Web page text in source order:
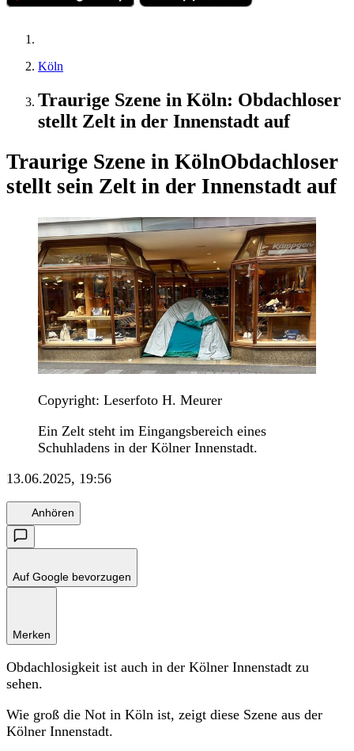
Köln
Traurige Szene in Köln: Obdachloser
stellt Zelt in der Innenstadt auf
Traurige Szene in KölnObdachloser
stellt sein Zelt in der Innenstadt auf
Copyright: Leserfoto H. Meurer
Ein Zelt steht im Eingangsbereich eines
Schuhladens in der Kölner Innenstadt.
13.06.2025, 19:56
Anhören
Auf Google bevorzugen
Merken
Obdachlosigkeit ist auch in der Kölner Innenstadt zu
sehen.
Wie groß die Not in Köln ist, zeigt diese Szene aus der
Kölner Innenstadt.